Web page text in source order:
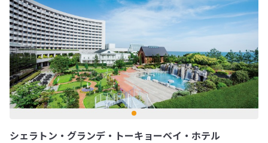
シェラトン・グランデ・トーキョーベイ・ホテル